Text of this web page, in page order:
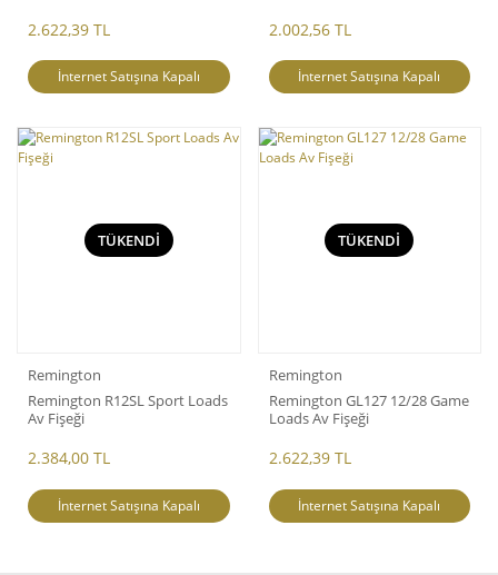
2.622,39 TL
İnternet Satışına Kapalı
2.002,56 TL
İnternet Satışına Kapalı
TÜKENDİ
Remington
Remington R12SL Sport Loads
Av Fişeği
2.384,00 TL
İnternet Satışına Kapalı
TÜKENDİ
Remington
Remington GL127 12/28 Game
Loads Av Fişeği
2.622,39 TL
İnternet Satışına Kapalı